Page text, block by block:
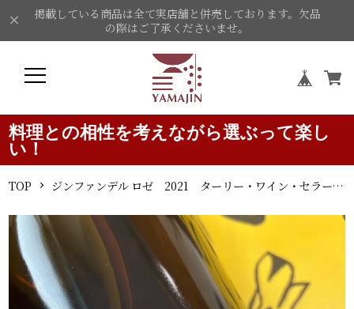
掲載している商品は全て実店舗と併売しております。欠品
の際はご了承くださいませ。
料理との相性を考えながら選ぶって楽し
い！
TOP ジンファンデル ロゼ 2021 ターリー・ワイン・セラーズ ロゼワイン